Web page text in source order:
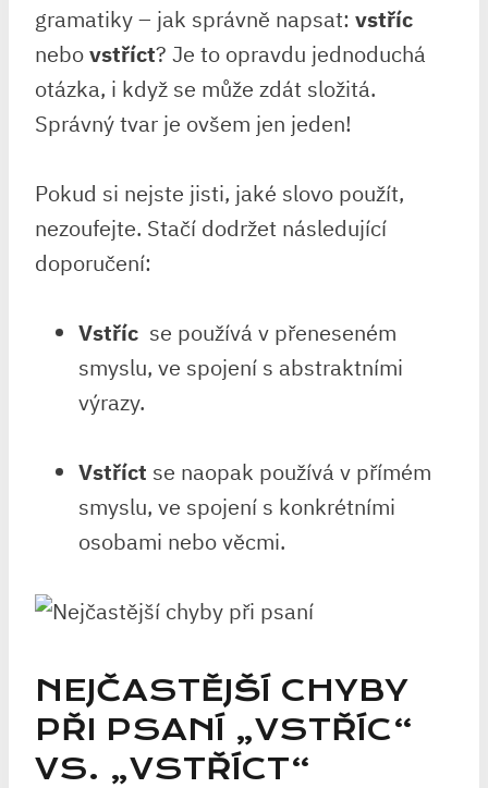
gramatiky – jak správně napsat: vstříc
nebo⁤vstříct? ‌Je to opravdu‌ jednoduchá
otázka, i​ když​ se může zdát ​složitá.
Správný ⁢tvar je ovšem‌ jen jeden!
Pokud si nejste ⁤jisti, jaké slovo použít,⁢
nezoufejte. Stačí dodržet následující‌
doporučení:
Vstříc ‍ se ⁢používá v přeneseném
smyslu, ve spojení s abstraktními
výrazy.
Vstříct se naopak používá v​ přímém
smyslu, ‍ve spojení s konkrétními
osobami nebo věcmi.
NEJČASTĚJŠÍ CHYBY
PŘI PSANÍ „VSTŘÍC“
VS. „VSTŘÍCT“